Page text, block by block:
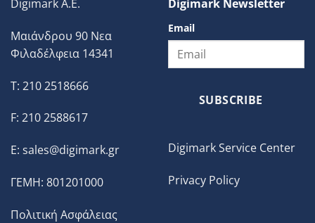
Digimark A.E.
Μαιάνδρου 90 Νεα
Φιλαδέλφεια 14341
T: 210 2518666
F: 210 2588617
E: sales@digimark.gr
ΓΕΜΗ: 801201000
Πολιτική Ασφάλειας
Digimark Newsletter
Email
SUBSCRIBE
Digimark Service Center
Privacy Policy